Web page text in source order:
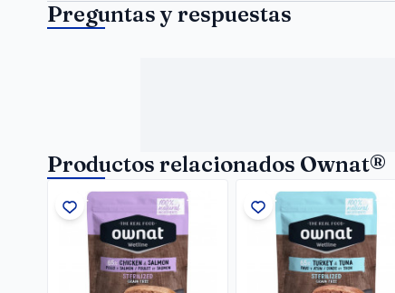
Preguntas y respuestas
Productos relacionados Ownat®